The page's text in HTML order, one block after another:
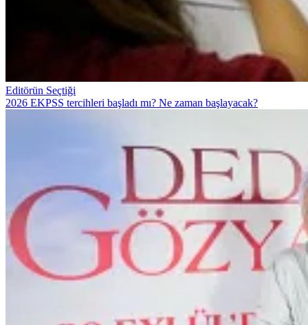
Editörün Seçtiği
2026 EKPSS tercihleri başladı mı? Ne zaman başlayacak?